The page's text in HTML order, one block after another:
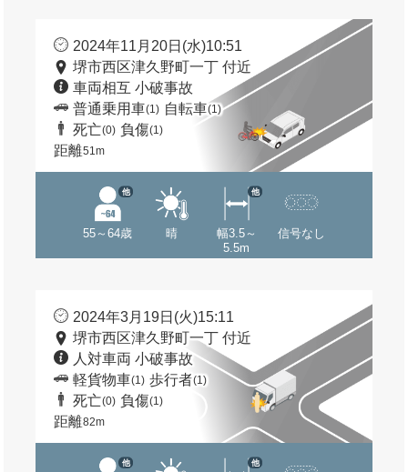
2024年11月20日(水)10:51
堺市西区津久野町一丁 付近
車両相互 小破事故
普通乗用車(1) 自転車(1)
死亡(0) 負傷(1)
距離51m
55～64歳
他
晴
幅3.5～
5.5m
他
信号なし
2024年3月19日(火)15:11
堺市西区津久野町一丁 付近
人対車両 小破事故
軽貨物車(1) 歩行者(1)
死亡(0) 負傷(1)
距離82m
他 他